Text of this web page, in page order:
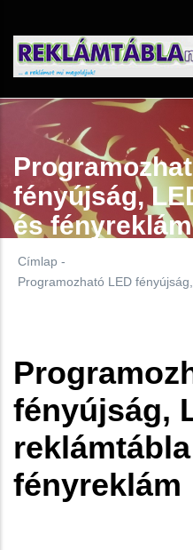
tartalomra
fényújság,
és fényreklám
Címlap -
Programozható LED
fényújság,
fényreklám